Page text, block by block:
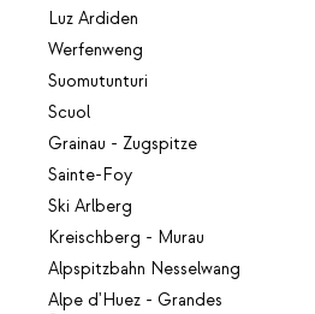
Luz Ardiden
Werfenweng
Suomutunturi
Scuol
Grainau - Zugspitze
Sainte-Foy
Ski Arlberg
Kreischberg - Murau
Alpspitzbahn Nesselwang
Alpe d'Huez - Grandes